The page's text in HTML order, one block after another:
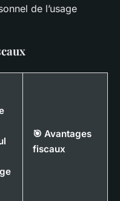
de l’usage
🎯 Avantages
fiscaux